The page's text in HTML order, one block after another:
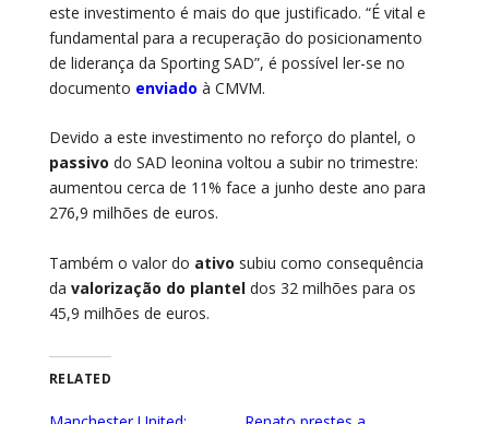
este investimento é mais do que justificado. “É vital e
fundamental para a recuperação do posicionamento
de liderança da Sporting SAD”, é possível ler-se no
documento enviado à CMVM.
Devido a este investimento no reforço do plantel, o
passivo do SAD leonina voltou a subir no trimestre:
aumentou cerca de 11% face a junho deste ano para
276,9 milhões de euros.
Também o valor do ativo subiu como consequência
da valorização do planteldos 32 milhões para os
45,9 milhões de euros.
RELATED